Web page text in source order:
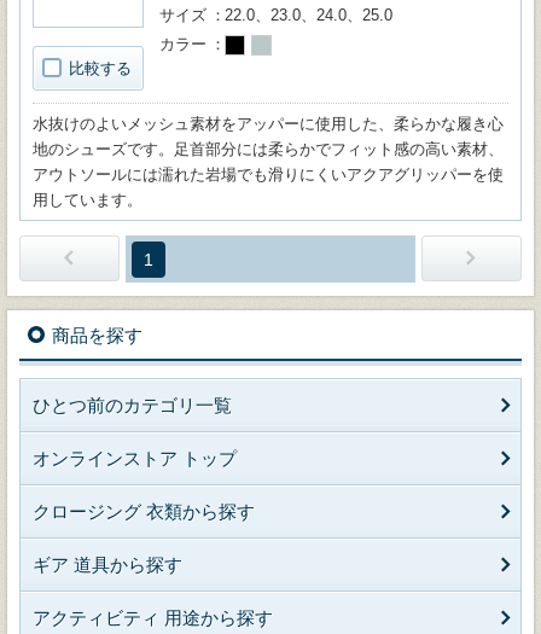
比較する
サイズ
22.0、23.0、24.0、25.0
カラー
水抜けのよいメッシュ素材をアッパーに使用した、柔らかな履き心
地のシューズです。足首部分には柔らかでフィット感の高い素材、
アウトソールには濡れた岩場でも滑りにくいアクアグリッパーを使
用しています。
1
商品を探す
ひとつ前のカテゴリ一覧
オンラインストア トップ
クロージング 衣類から探す
ギア 道具から探す
アクティビティ 用途から探す